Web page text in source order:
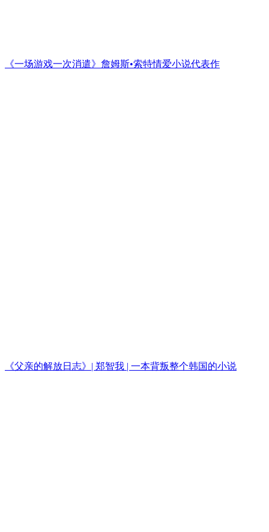
《一场游戏一次消遣》詹姆斯•索特情爱小说代表作
《父亲的解放日志》| 郑智我 | 一本背叛整个韩国的小说